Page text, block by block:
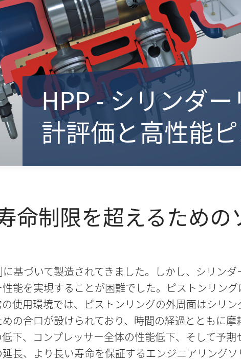
HPP - シリンダ
計評価と高性能
命制限を超えるための
基づいて製造されてきました。しかし、シリン
能を実現することが困難でした。ピストンリン
使用環境では、ピストンリングの外周面はシリ
の合口が設けられており、時間の経過とともに摩
下、コンプレッサー全体の性能低下、そして予期
長、より長い寿命を保証するエンジニアリング